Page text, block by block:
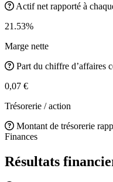
Actif net rapporté à
21.53%
Marge nette
Part du chiffre d’affaires
0,07 €
Trésorerie / action
Montant de trésorerie
Finances
Résultats